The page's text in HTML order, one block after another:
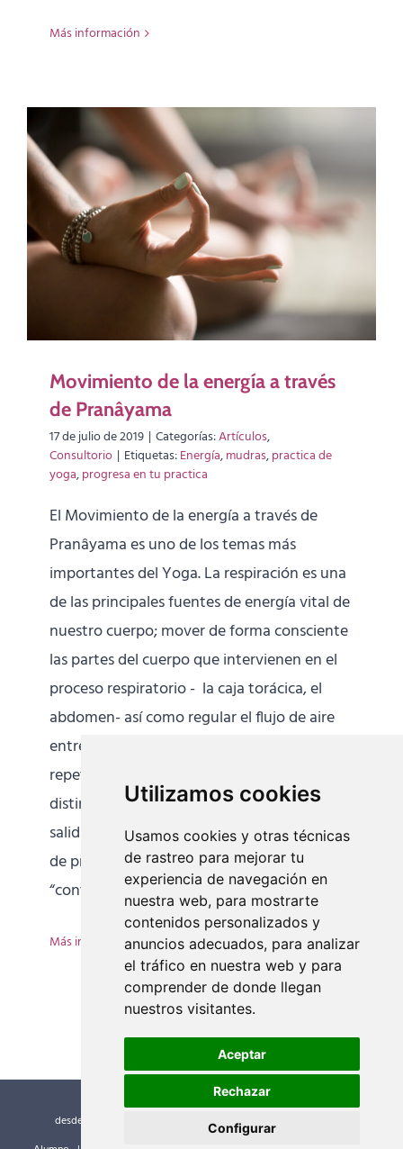
Utilizamos cookies
Usamos cookies y otras técnicas
de rastreo para mejorar tu
experiencia de navegación en
nuestra web, para mostrarte
contenidos personalizados y
anuncios adecuados, para analizar
el tráfico en nuestra web y para
comprender de donde llegan
nuestros visitantes.
Aceptar
Rechazar
Configurar
Más información
Movimiento de la energía a través
de Pranâyama
17 de julio de 2019 | Categorías:Artículos,
Consultorio | Etiquetas:Energía,mudras,practica de
yoga,progresa en tu practica
El Movimiento de la energía a través de
Pranâyama es uno de los temas más
importantes del Yoga. La respiración es una
de las principales fuentes de energía vital de
nuestro cuerpo; mover de forma consciente
las partes del cuerpo que intervienen en el
proceso respiratorio - la caja torácica, el
abdomen- así como regular el flujo de aire
entre una fosa nasal y otra, hacer
repeticiones de retención de aire y aplicar
distintos niveles de energía en la entrada y
salida de la respiración son algunas formas
de prácticas yóguicas sobre Pranâyama. Este
“control” o “manejo” del flujo de aire a[...]
Más información
desde el año 2000 © Escuela Internacional de Yoga